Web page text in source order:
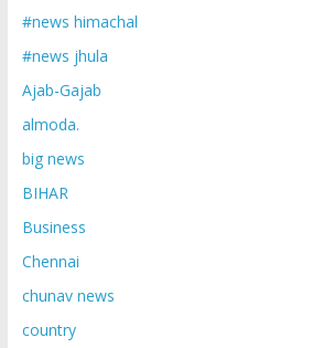
#news himachal
#news jhula
Ajab-Gajab
almoda.
big news
BIHAR
Business
Chennai
chunav news
country